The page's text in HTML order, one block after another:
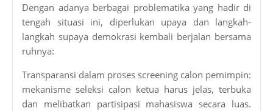
Dengan adanya berbagai problematika yang hadir di
tengah situasi ini, diperlukan upaya dan langkah-
langkah supaya demokrasi kembali berjalan bersama
ruhnya:
Transparansi dalam proses screening calon pemimpin:
mekanisme seleksi calon ketua harus jelas, terbuka
dan melibatkan partisipasi mahasiswa secara luas.